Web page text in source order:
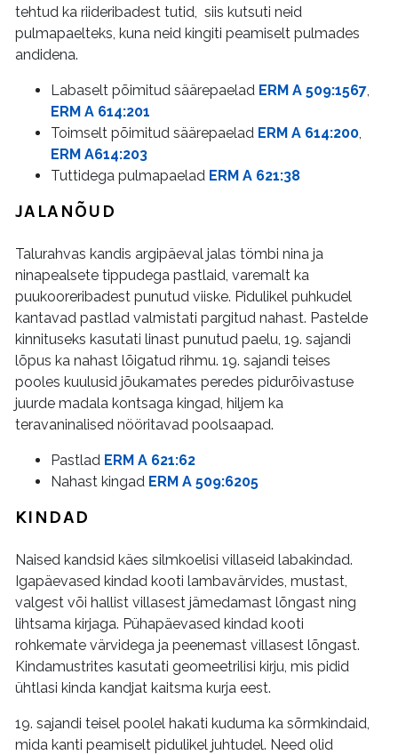
tehtud ka riideribadest tutid, siis kutsuti neid
pulmapaelteks, kuna neid kingiti peamiselt pulmades
andidena.
Labaselt põimitud säärepaelad ERM A 509:1567,
ERM A 614:201
Toimselt põimitud säärepaelad ERM A 614:200,
ERM A614:203
Tuttidega pulmapaelad ERM A 621:38
JALANÕUD
Talurahvas kandis argipäeval jalas tömbi nina ja
ninapealsete tippudega pastlaid, varemalt ka
puukooreribadest punutud viiske. Pidulikel puhkudel
kantavad pastlad valmistati pargitud nahast. Pastelde
kinnituseks kasutati linast punutud paelu, 19. sajandi
lõpus ka nahast lõigatud rihmu. 19. sajandi teises
pooles kuulusid jõukamates peredes pidurõivastuse
juurde madala kontsaga kingad, hiljem ka
teravaninalised nööritavad poolsaapad.
Pastlad ERM A 621:62
Nahast kingad ERM A 509:6205
KINDAD
Naised kandsid käes silmkoelisi villaseid labakindad.
Igapäevased kindad kooti lambavärvides, mustast,
valgest või hallist villasest jämedamast lõngast ning
lihtsama kirjaga. Pühapäevased kindad kooti
rohkemate värvidega ja peenemast villasest lõngast.
Kindamustrites kasutati geomeetrilisi kirju, mis pidid
ühtlasi kinda kandjat kaitsma kurja eest.
19. sajandi teisel poolel hakati kuduma ka sõrmkindaid,
mida kanti peamiselt pidulikel juhtudel. Need olid